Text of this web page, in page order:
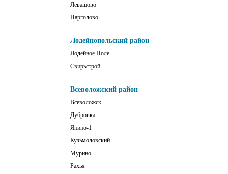
Левашово
Парголово
Лодейнопольский район
Лодейное Поле
Свирьстрой
Всеволожский район
Всеволожск
Дубровка
Янино-1
Кузьмоловский
Мурино
Рахья